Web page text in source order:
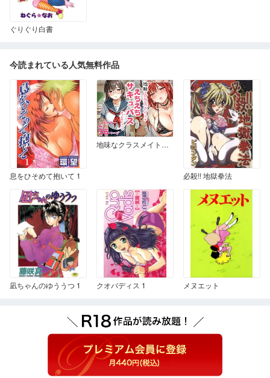
ぐりぐり白書
今読まれている人気無料作品
息をひそめて抱いて 1
地味なクラスメイトがえちえちサキュバスだった件について
必殺!! 地獄拳法
凪ちゃんのゆううつ 1 クオバディス 1 メヌエット